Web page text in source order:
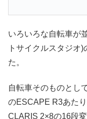
いろいろな自転車が
トサイクルスタジオ
た。
自転車そのものとし
のESCAPE R3あた
CLARIS 2×8の16段